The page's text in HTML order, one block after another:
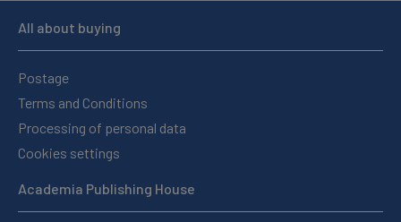
All about buying
Postage
Terms and Conditions
Processing of personal data
Cookies settings
Academia Publishing House